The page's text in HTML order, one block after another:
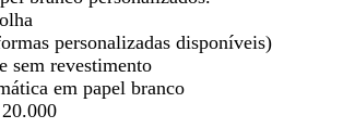
personalizadas disponíveis)
sem revestimento
em papel branco